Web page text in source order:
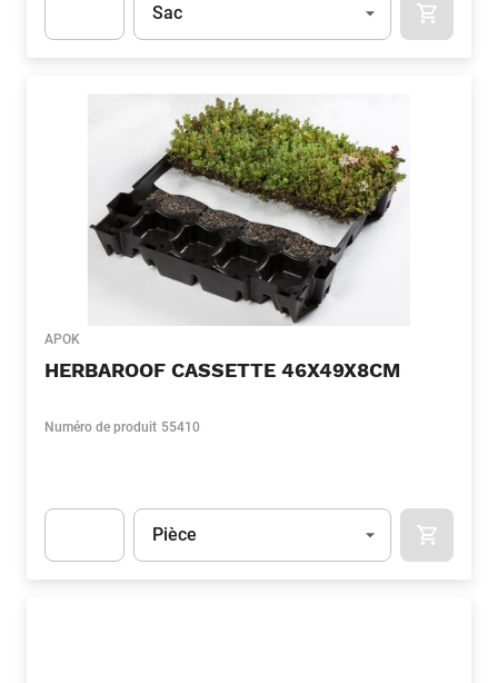
Sac
APOK
HERBAROOF CASSETTE 46X49X8CM
Numéro de produit 55410
Unité
Pièce